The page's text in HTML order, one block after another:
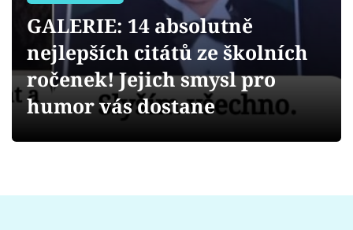
Videa
Sledujte prima+
GALERIE: 14 absolutně
nejlepších citátů ze školních
ročenek! Jejich smysl pro
humor vás dostane